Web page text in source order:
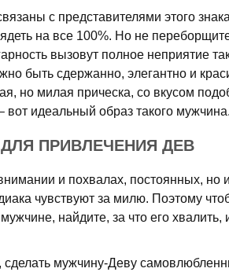
с представителями этого
на все 100%. Но не
вызовут полное неприятие
быть сдержанно, элегантно и
но милая прическа, со вкусом
вот идеальный образ такого мужчина.
ПРИВЛЕЧЕНИЯ ДЕВ
и похвалах, постоянных, но
чувствуют за милю. Поэтому
найдите, за что его хвалить,
сделать мужчину-Деву